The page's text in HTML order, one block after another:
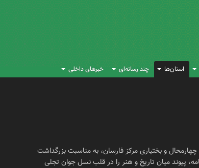
استان‌ها چند رسانه‌ای خبرهای داخلی
و نوجوانان چهارمحال و بختیاری مرکز فارسان، به مناسبت بزرگداشت
پیوند میان تاریخ و هنر را در قلب نسل جوان تجلی